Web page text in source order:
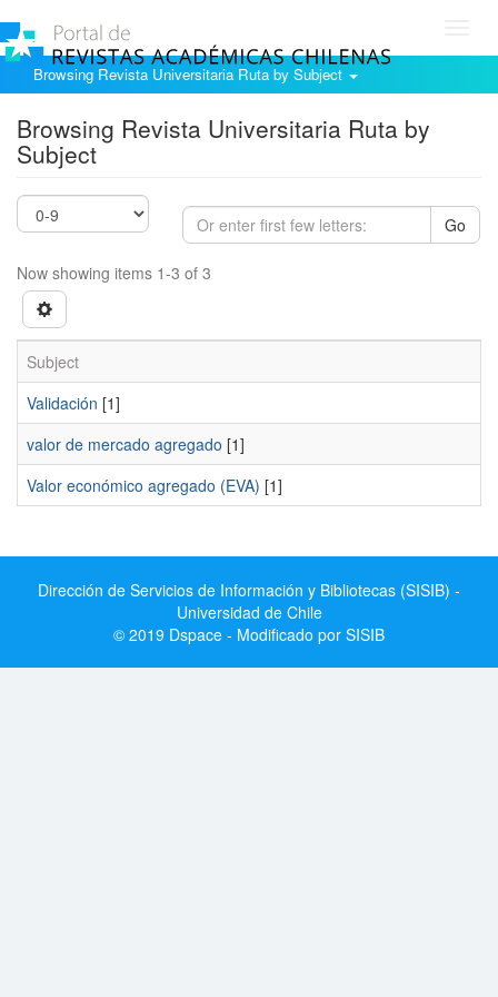
Browsing Revista Universitaria Ruta by Subject
Browsing Revista Universitaria Ruta by
Subject
Go
Now showing items 1-3 of 3
Subject
Validación [1]
valor de mercado agregado [1]
Valor económico agregado (EVA) [1]
Dirección de Servicios de Información y Bibliotecas (SISIB) -
Universidad de Chile
© 2019 Dspace - Modificado por SISIB